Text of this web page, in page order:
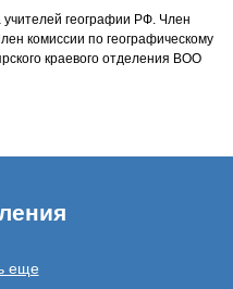
географии РФ. Член
комиссии по географическому
краевого отделения ВОО
еще